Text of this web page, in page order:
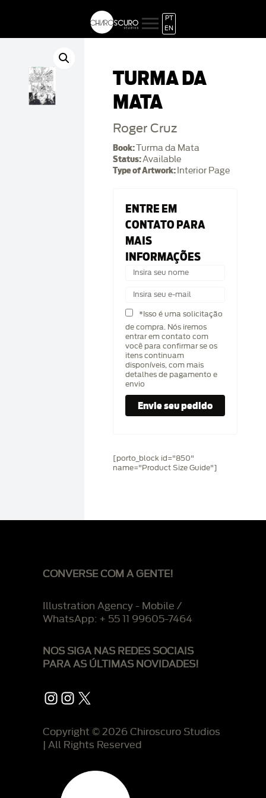
PT
EN
TURMA DA
MATA
Roger Cruz
Book:Turma da Mata
Status:Available
Type of Artwork: Interior Page
ENTRE EM
CONTATO PARA
MAIS
INFORMAÇÕES
*Isso é uma solicitação
de compra. Nós iremos
entrar em contato com
você para confirmar se os
itens continuam
disponíveis, com mais
detalhes de pagamento e
envio
[porto_block id="850"
name="Product Size Guide"]
CONVERSE COM A GENTE!
Illustration Agency - Mobile /
WhatsApp: + 55 11 99605-7464
NOS SIGA NAS REDES SOCIAIS
PARA AS ÚLTIMAS NOVIDADES!
Instagram
Instagram
X
Copyright © 2026 Chiroscuro Studios
| All Rights Reserved